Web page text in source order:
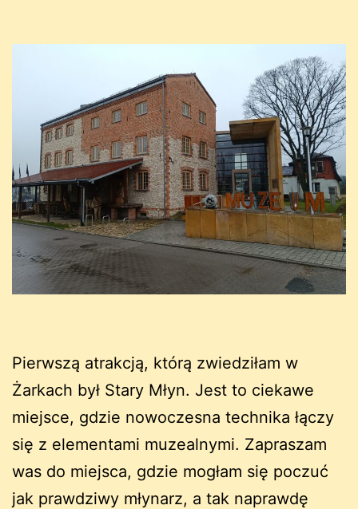
Pierwszą atrakcją, którą zwiedziłam w
Żarkach był Stary Młyn. Jest to ciekawe
miejsce, gdzie nowoczesna technika łączy
się z elementami muzealnymi. Zapraszam
was do miejsca, gdzie mogłam się poczuć
jak prawdziwy młynarz, a tak naprawdę